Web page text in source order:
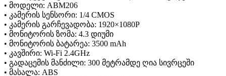
• მოდელი: ABM206
• კამერის სენსორი: 1/4 CMOS
• კამერის გარჩევადობა: 1920×1080P
• მონიტორის ზომა: 4.3 დიუმი
• მონიტორის ბატარეა: 3500 mAh
• კავშირი: Wi-Fi 2.4GHz
• გადაცემის მანძილი: 300 მეტრამდე ღია სივრცეში
• მასალა: ABS